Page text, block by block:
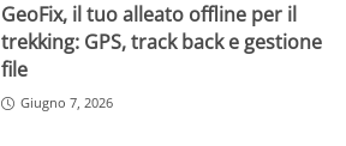
GeoFix, il tuo alleato offline per il
trekking: GPS, track back e gestione
file
Giugno 7, 2026